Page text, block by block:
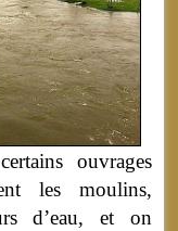
ouvrages
les moulins,
d’eau, et on